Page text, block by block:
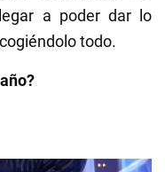
a poder dar lo
todo.